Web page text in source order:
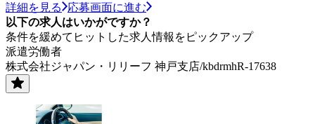
詳細を見る
応募画面に進む
以下の求人はいかがですか？
条件を緩めてヒットした求人情報をピックアップ
派遣労働者
株式会社ジャパン・リリーフ 神戸支店/kbdrmhR-17638